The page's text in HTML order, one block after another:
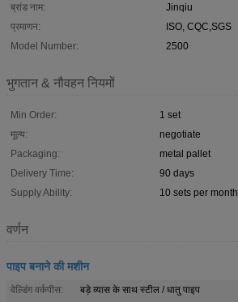
ब्रांड नाम:
Jinqiu
प्रमाणन:
ISO, CQC,SGS
Model Number:
2500
भुगतान & नौवहन नियमों
Min Order:
1 set
मूल्य:
negotiate
Packaging:
metal pallet
Delivery Time:
90 days
Supply Ability:
10 sets per month
वर्णन
पाइप बनाने की मशीन
वेल्डिंग वर्कपीस:
बड़े व्यास के साथ स्टील / धातु पाइप